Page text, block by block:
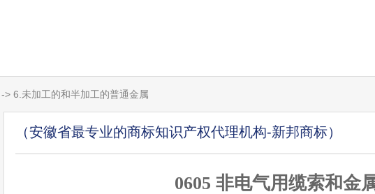
6.未加工的和半加工的普通金属
（安徽省最专业的商标知识产权代理机构-新邦商标）
0605 非电气用缆索和金